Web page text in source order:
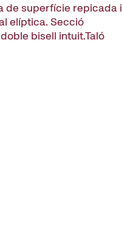
de superfície repicada i
elíptica. Secció
bisell intuit.Taló